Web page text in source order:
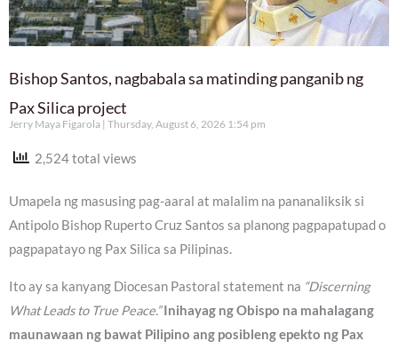
Bishop Santos, nagbabala sa matinding panganib ng
Pax Silica project
Jerry Maya Figarola Thursday, August 6, 2026 1:54 pm
2,524 total views
Umapela ng masusing pag-aaral at malalim na pananaliksik si
Antipolo Bishop Ruperto Cruz Santos sa planong pagpapatupad o
pagpapatayo ng Pax Silica sa Pilipinas.
Ito ay sa kanyang Diocesan Pastoral statement na “Discerning
What Leads to True Peace.”Inihayag ng Obispo na mahalagang
maunawaan ng bawat Pilipino ang posibleng epekto ng Pax